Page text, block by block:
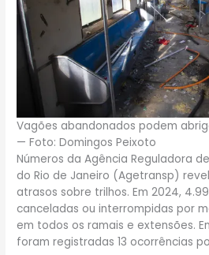
Vagões abandonados podem
— Foto: Domingos Peixoto
Números da Agência Reguladora
do Rio de Janeiro (Agetransp)
atrasos sobre trilhos. Em 2024,
canceladas ou interrompidas por
em todos os ramais e extensões.
foram registradas 13 ocorrências